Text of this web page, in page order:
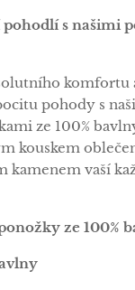
s našimi
komfortu
pohody s
ze 100%
kouskem
kamenem vaší
ze 100%